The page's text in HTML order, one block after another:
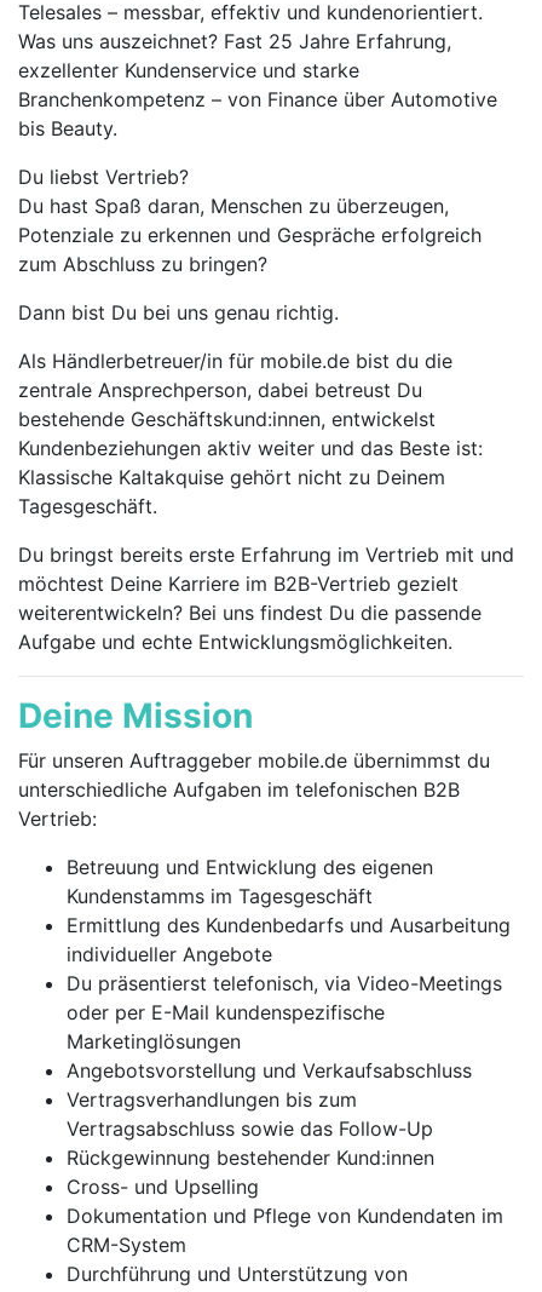
Telesales – messbar, effektiv und kundenorientiert.
Was uns auszeichnet? Fast 25 Jahre Erfahrung,
exzellenter Kundenservice und starke
Branchenkompetenz – von Finance über Automotive
bis Beauty.
Du liebst Vertrieb?
Du hast Spaß daran, Menschen zu überzeugen,
Potenziale zu erkennen und Gespräche erfolgreich
zum Abschluss zu bringen?
Dann bist Du bei uns genau richtig.
Als Händlerbetreuer/in für mobile.de bist du die
zentrale Ansprechperson, dabei betreust Du
bestehende Geschäftskund:innen, entwickelst
Kundenbeziehungen aktiv weiter und das Beste ist:
Klassische Kaltakquise gehört nicht zu Deinem
Tagesgeschäft.
Du bringst bereits erste Erfahrung im Vertrieb mit und
möchtest Deine Karriere im B2B-Vertrieb gezielt
weiterentwickeln? Bei uns findest Du die passende
Aufgabe und echte Entwicklungsmöglichkeiten.
Deine Mission
Für unseren Auftraggeber mobile.de übernimmst du
unterschiedliche Aufgaben im telefonischen B2B
Vertrieb:
Betreuung und Entwicklung des eigenen
Kundenstamms im Tagesgeschäft
Ermittlung des Kundenbedarfs und Ausarbeitung
individueller Angebote
Du präsentierst telefonisch, via Video-Meetings
oder per E-Mail kunden­spezifische
Marketinglösungen
Angebotsvorstellung und Verkaufsabschluss
Vertragsverhandlungen bis zum
Vertragsabschluss sowie das Follow-Up
Rückgewinnung bestehender Kund:innen
Cross- und Upselling
Dokumentation und Pflege von Kundendaten im
CRM-System
Durchführung und Unterstützung von